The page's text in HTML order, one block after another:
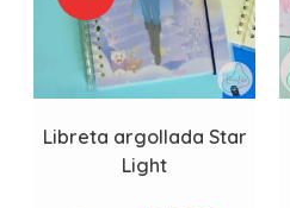
Libreta argollada Star
Light